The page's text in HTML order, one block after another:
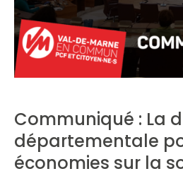
Communiqué : La
départementale
économies sur la